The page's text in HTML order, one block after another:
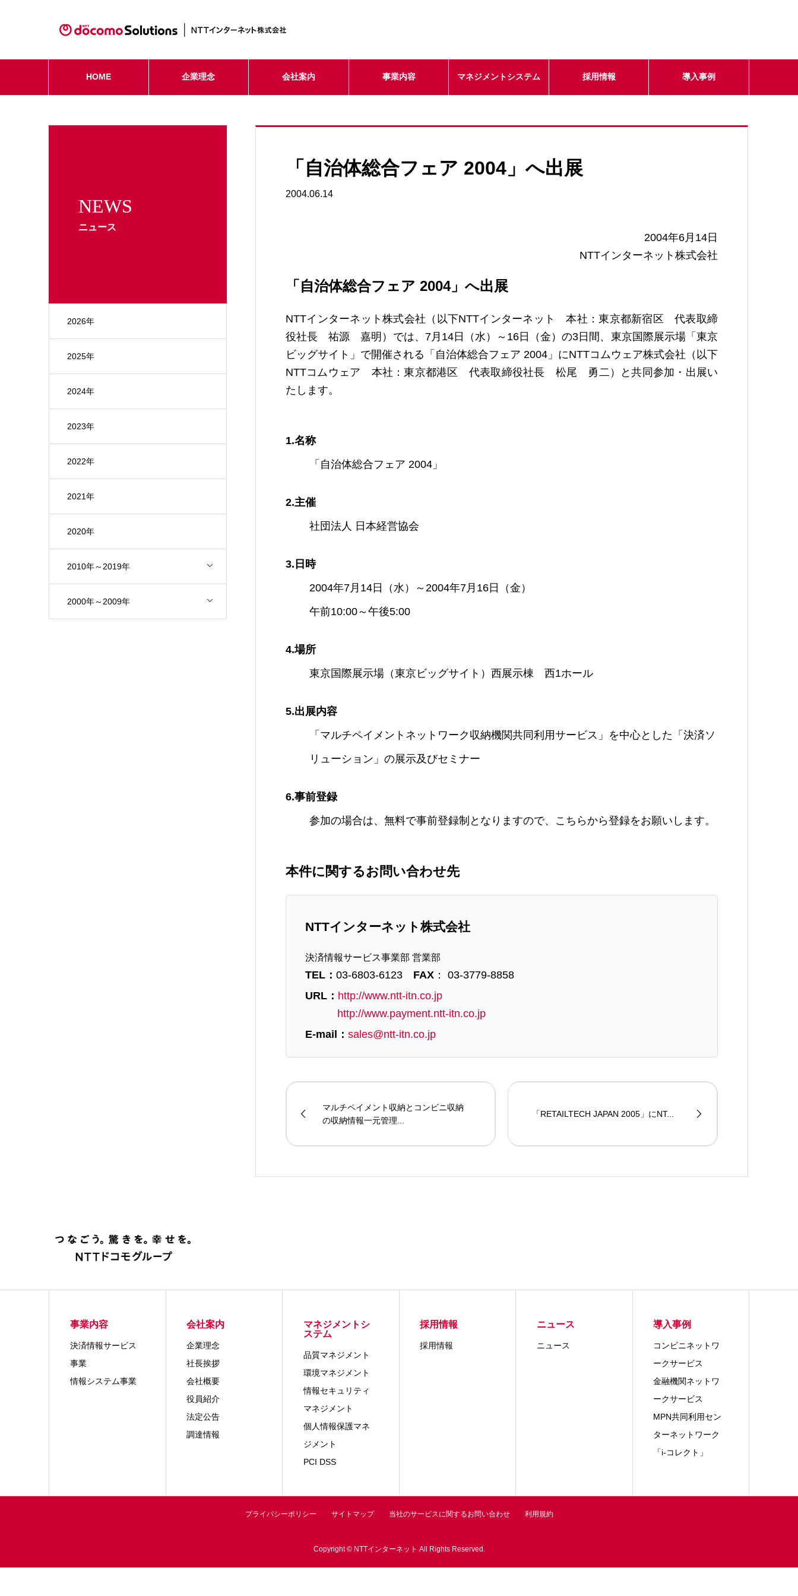
HOME 企業理念 会社案内 事業内容 マネジメントシステム 採用情報 導入事例
NEWS
ニュース
「自治体総合フェア 2004」へ出展
2004.06.14
2004年6月14日
NTTインターネット株式会社
「自治体総合フェア 2004」へ出展
NTTインターネット株式会社（以下NTTインターネット 本社：東京都新宿区 代表取締
役社長 祐源 嘉明）では、7月14日（水）～16日（金）の3日間、東京国際展示場「東京
ビッグサイト」で開催される「自治体総合フェア 2004」にNTTコムウェア株式会社（以下
NTTコムウェア 本社：東京都港区 代表取締役社長 松尾 勇二）と共同参加・出展い
たします。
1.名称
「自治体総合フェア 2004」
2.主催
社団法人 日本経営協会
3.日時
2004年7月14日（水）～2004年7月16日（金）
午前10:00～午後5:00
4.場所
東京国際展示場（東京ビッグサイト）西展示棟 西1ホール
5.出展内容
「マルチペイメントネットワーク収納機関共同利用サービス」を中心とした「決済ソ
リューション」の展示及びセミナー
6.事前登録
参加の場合は、無料で事前登録制となりますので、こちらから登録をお願いします。
本件に関するお問い合わせ先
NTTインターネット株式会社
決済情報サービス事業部 営業部
TEL： 03-6803-6123 FAX ： 03-3779-8858
URL： http://www.ntt-itn.co.jp
http://www.payment.ntt-itn.co.jp
E-mail： sales@ntt-itn.co.jp
マルチペイメント収納とコンビニ収納
の収納情報一元管理...
「RETAILTECH JAPAN 2005」にNT...
2026年
2025年
2024年
2023年
2022年
2021年
2020年
2010年～2019年
2000年～2009年
事業内容
決済情報サービス
事業
情報システム事業
会社案内
企業理念
社長挨拶
会社概要
役員紹介
法定公告
調達情報
マネジメントシ
ステム
品質マネジメント
環境マネジメント
情報セキュリティ
マネジメント
個人情報保護マネ
ジメント
PCI DSS
採用情報
採用情報
ニュース
ニュース
導入事例
コンビニネットワ
ークサービス
金融機関ネットワ
ークサービス
MPN共同利用セン
ターネットワーク
「i-コレクト」
プライバシーポリシー サイトマップ 当社のサービスに関するお問い合わせ 利用規約
Copyright © NTTインターネット All Rights Reserved.